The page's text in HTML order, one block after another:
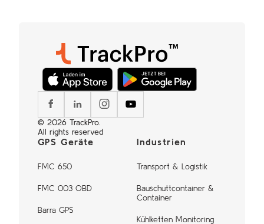
© 2026 TrackPro.
All rights reserved
GPS Geräte
FMC 650
FMC 003 OBD
Barra GPS
Industrien
Transport & Logistik
Bauschuttcontainer &
Container
Kühlketten Monitoring